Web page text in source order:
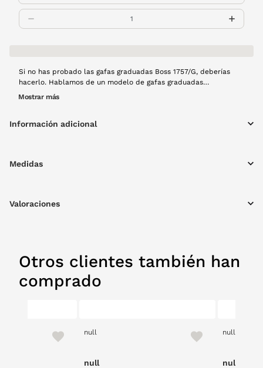
Si no has probado las gafas graduadas Boss 1757/G, deberías
hacerlo. Hablamos de un modelo de gafas graduadas
vanguardista, fresco y versátil con el que podrás ser tú mismo en
una montura de pasta en color negro.
Mostrar más
Información adicional
Medidas
Valoraciones
Otros clientes también han
comprado
null
null
null
null